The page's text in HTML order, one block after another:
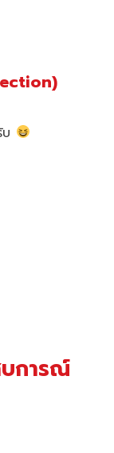
การณ์